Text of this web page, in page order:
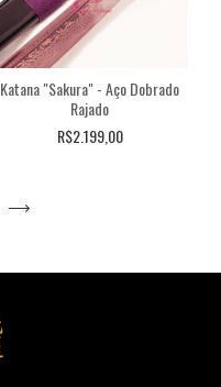
Katana "Sakura" - Aço Dobrado
Rajado
R$2.199,00